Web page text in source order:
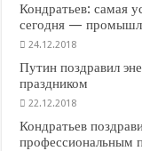
Кондратьев: самая
сегодня —
24.12.2018
Путин поздравил
праздником
22.12.2018
Кондратьев
профессиональным